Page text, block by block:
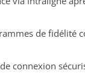
de fidélité
connexion